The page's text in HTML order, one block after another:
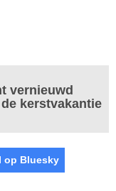
vernieuwd
kerstvakantie
op Bluesky